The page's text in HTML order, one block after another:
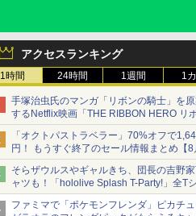
アクセスランキング
1時間 24時間 1週間 1
手塚治虫氏のマンガ「リボンの騎士」を原
するNetflix映画「THE RIBBON HERO リ
ーロー」本日配信開始
「オクトパストラベラー」70%オフで
円！ もうすぐ終了のセール情報まとめ【8
更新】
ニンテンドーeショップでは「大神 絶景版
67%オフで990円
そらザウルスやギャルきち、団長の吉野
ャツも！「hololive Splash T-Party!」全T
ラインナップ公開＆オンライン販売開始
ファミマで「ポケモンフレンダ」ピカチ